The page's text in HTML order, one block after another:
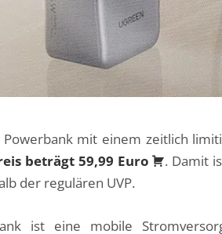
Powerbank mit einem zeitlich
beträgt 59,99 Euro
. Damit
der regulären UVP.
ist eine mobile